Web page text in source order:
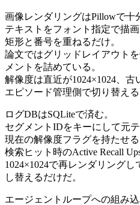
画像レンダリングはPillowで十
テキストをフォント指定で描
矩形と番号を重ねるだけ。
論文ではグリッドレイアウト
メントを詰めている。
解像度は直近が1024×1024、古
エピソード管理側で切り替える
ログDBはSQLiteで済む。
セグメントIDをキーにして元
現在の解像度フラグを持たせる
検索ヒット時のActive Recall
1024×1024で再レンダリング
し替えるだけだ。
エージェントループへの組み